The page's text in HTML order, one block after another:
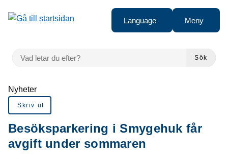
Gå till innehåll
Language Meny
VAD LETAR DU EFTER?
Sök
Du är här:
Nyheter
Skriv ut
Besöksparkering i Smygehuk får
avgift under sommaren